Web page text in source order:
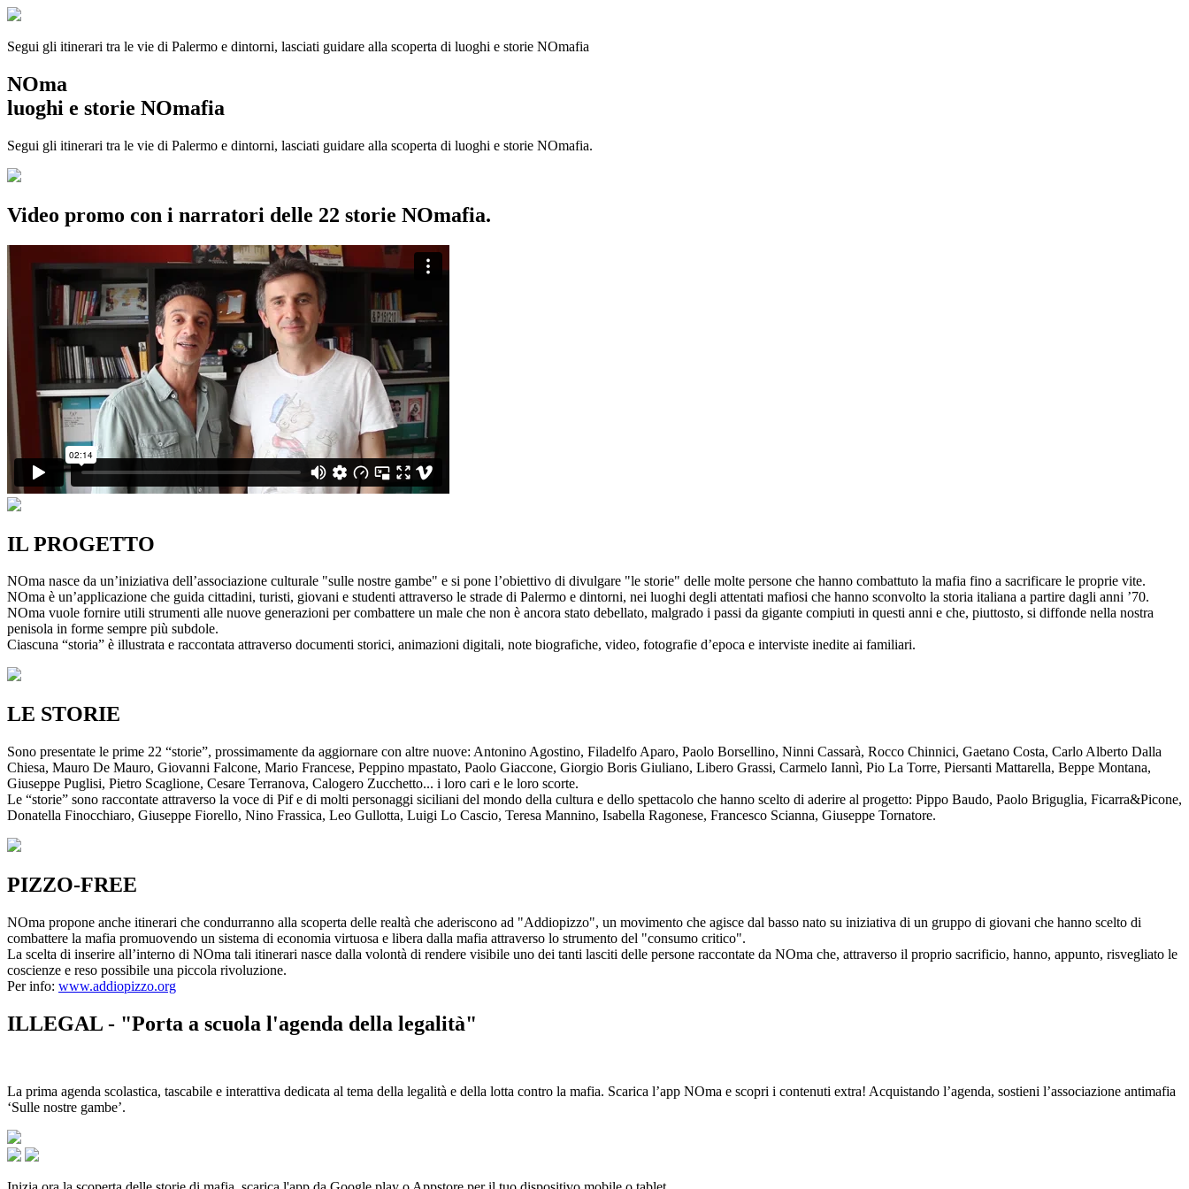
Segui gli itinerari tra le vie di Palermo e dintorni, lasciati guidare alla scoperta di luoghi e storie NOmafia
NOma
luoghi e storie NOmafia
Segui gli itinerari tra le vie di Palermo e dintorni, lasciati guidare alla scoperta di luoghi e storie NOmafia.
Video promo con i narratori delle 22 storie NOmafia.
IL PROGETTO
NOma nasce da un’iniziativa dell’associazione culturale "sulle nostre gambe" e si pone l’obiettivo di divulgare "le storie" delle molte persone che hanno combattuto la mafia fino a sacrificare le proprie vite.
NOma è un’applicazione che guida cittadini, turisti, giovani e studenti attraverso le strade di Palermo e dintorni, nei luoghi degli attentati mafiosi che hanno sconvolto la storia italiana a partire dagli anni ’70.
NOma vuole fornire utili strumenti alle nuove generazioni per combattere un male che non è ancora stato debellato, malgrado i passi da gigante compiuti in questi anni e che, piuttosto, si diffonde nella nostra
penisola in forme sempre più subdole.
Ciascuna “storia” è illustrata e raccontata attraverso documenti storici, animazioni digitali, note biografiche, video, fotografie d’epoca e interviste inedite ai familiari.
LE STORIE
Sono presentate le prime 22 “storie”, prossimamente da aggiornare con altre nuove: Antonino Agostino, Filadelfo Aparo, Paolo Borsellino, Ninni Cassarà, Rocco Chinnici, Gaetano Costa, Carlo Alberto Dalla
Chiesa, Mauro De Mauro, Giovanni Falcone, Mario Francese, Peppino mpastato, Paolo Giaccone, Giorgio Boris Giuliano, Libero Grassi, Carmelo Iannì, Pio La Torre, Piersanti Mattarella, Beppe Montana,
Giuseppe Puglisi, Pietro Scaglione, Cesare Terranova, Calogero Zucchetto... i loro cari e le loro scorte.
Le “storie” sono raccontate attraverso la voce di Pif e di molti personaggi siciliani del mondo della cultura e dello spettacolo che hanno scelto di aderire al progetto: Pippo Baudo, Paolo Briguglia, Ficarra&Picone,
Donatella Finocchiaro, Giuseppe Fiorello, Nino Frassica, Leo Gullotta, Luigi Lo Cascio, Teresa Mannino, Isabella Ragonese, Francesco Scianna, Giuseppe Tornatore.
PIZZO-FREE
NOma propone anche itinerari che condurranno alla scoperta delle realtà che aderiscono ad "Addiopizzo", un movimento che agisce dal basso nato su iniziativa di un gruppo di giovani che hanno scelto di
combattere la mafia promuovendo un sistema di economia virtuosa e libera dalla mafia attraverso lo strumento del "consumo critico".
La scelta di inserire all’interno di NOma tali itinerari nasce dalla volontà di rendere visibile uno dei tanti lasciti delle persone raccontate da NOma che, attraverso il proprio sacrificio, hanno, appunto, risvegliato le
coscienze e reso possibile una piccola rivoluzione.
Per info: www.addiopizzo.org
ILLEGAL - "Porta a scuola l'agenda della legalità"
La prima agenda scolastica, tascabile e interattiva dedicata al tema della legalità e della lotta contro la mafia. Scarica l’app NOma e scopri i contenuti extra! Acquistando l’agenda, sostieni l’associazione antimafia
‘Sulle nostre gambe’.